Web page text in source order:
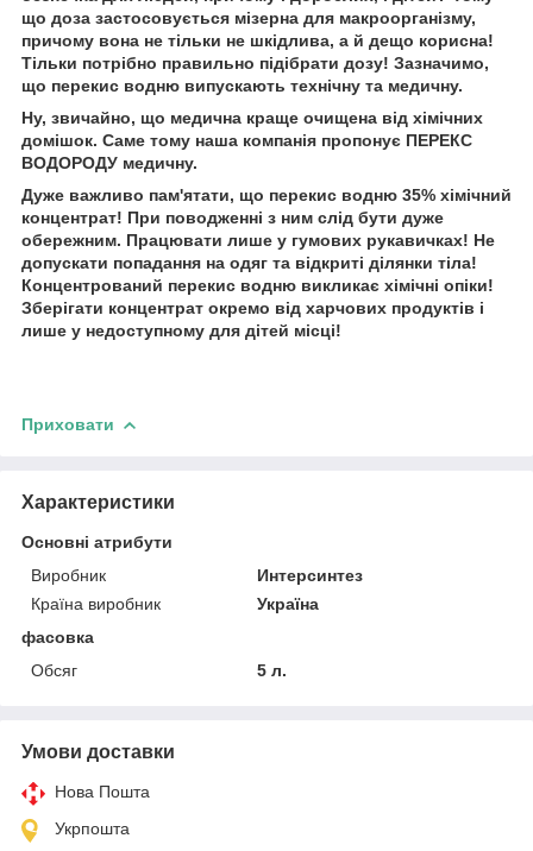
що доза застосовується мізерна для макроорганізму,
причому вона не тільки не шкідлива, а й дещо корисна!
Тільки потрібно правильно підібрати дозу! Зазначимо,
що перекис водню випускають технічну та медичну.
Ну, звичайно, що медична краще очищена від хімічних
домішок. Саме тому наша компанія пропонує ПЕРЕКС
ВОДОРОДУ медичну.
Дуже важливо пам'ятати, що перекис водню 35% хімічний
концентрат! При поводженні з ним слід бути дуже
обережним. Працювати лише у гумових рукавичках! Не
допускати попадання на одяг та відкриті ділянки тіла!
Концентрований перекис водню викликає хімічні опіки!
Зберігати концентрат окремо від харчових продуктів і
лише у недоступному для дітей місці!
Приховати
Характеристики
Основні атрибути
Виробник
Интерсинтез
Країна виробник
Україна
фасовка
Обсяг
5 л.
Умови доставки
Нова Пошта
Укрпошта